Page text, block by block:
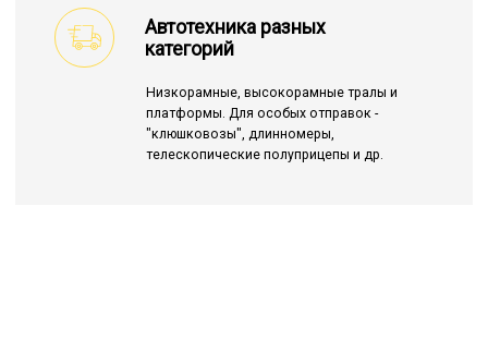
Автотехника разных
категорий
Низкорамные, высокорамные тралы и
платформы. Для особых отправок -
"клюшковозы", длинномеры,
телескопические полуприцепы и др.